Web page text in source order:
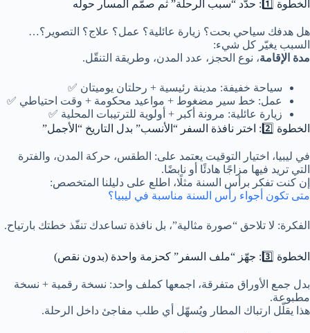
الخطوة 1️⃣: حدّد “سبب الرحلة” ثم صمّم المسار حوله
هل هدفك سياحي بحت؟ زيارة عائلية؟ عمل؟ علاج؟ التصوير؟…
السبب يغيّر كل شيء:
مدة الإقامة، نوع الحجز، عدد المدن، وطريقة التنقّل.
سياحة خفيفة: مدينة رئيسية + رحلتان يوميتان ✅
عمل: خط سير مضغوط + مواعيد محكومة + وقت احتياطي ✅
زيارة عائلية: مرونة أكبر + أولوية للترتيبات المحلية ✅
الخطوة 2️⃣: اختر نافذة السفر “الأنسب” بدل التاريخ “الأجمل”
في ليبيا، اختيار التوقيت يعتمد على: الطقس، حركة المدن، والفترة
التي تريد فيها مزاجًا هادئًا أو نابضًا.
إن كنت تفكر برأس السنة مثلًا، اطلع على دليلنا المتخصص:
متى تكون أجواء رأس السنة مناسبة في ليبيا؟
الفكرة: لا تلاحق “صورة مثالية”، بل نافذة تساعدك تنفّذ خطتك بارتياح.
الخطوة 3️⃣: جهّز “ملف السفر” كحزمة واحدة (بدون نقص)
بدل جمع الأوراق متفرقة، اجمعها كملف واحد: نسخة رقمية + نسخة
مطبوعة.
هذا يقلّل ارتباك المطار ويُسهّل أي طلب مفاجئ داخل الرحلة.